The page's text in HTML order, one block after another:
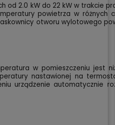
2.0 kW do 22 kW w trakcie
powietrza w różnych
otworu wylotowego
w pomieszczeniu jest
nastawionej na
urządzenie automatycznie